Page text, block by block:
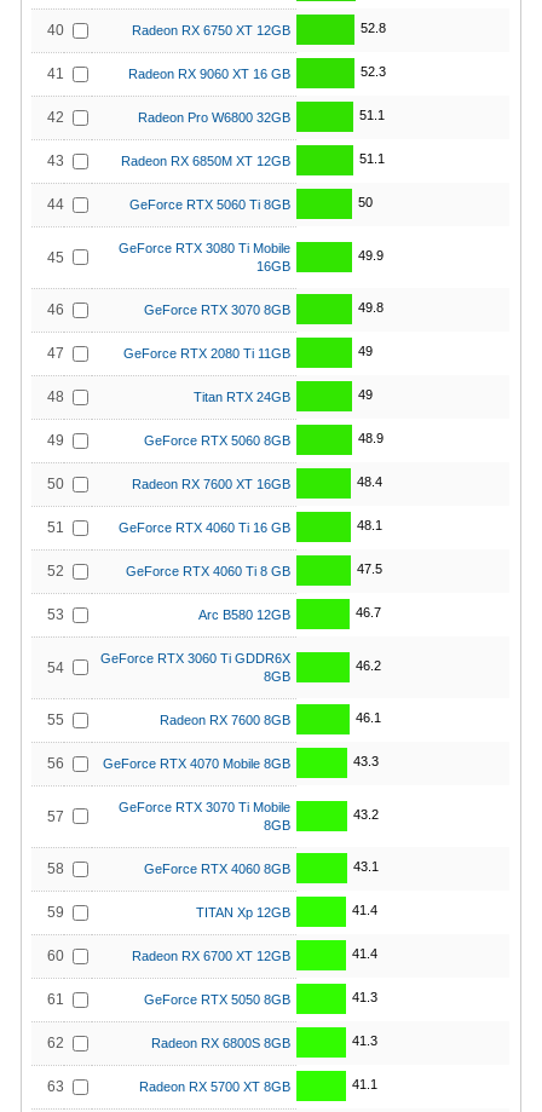
40 Radeon RX 6750 XT 12GB 52.8
41 Radeon RX 9060 XT 16 GB 52.3
42 Radeon Pro W6800 32GB 51.1
43 Radeon RX 6850M XT 12GB 51.1
44 GeForce RTX 5060 Ti 8GB 50
45
GeForce RTX 3080 Ti Mobile
16GB
49.9
46 GeForce RTX 3070 8GB 49.8
47 GeForce RTX 2080 Ti 11GB 49
48 Titan RTX 24GB 49
49 GeForce RTX 5060 8GB 48.9
50 Radeon RX 7600 XT 16GB 48.4
51 GeForce RTX 4060 Ti 16 GB 48.1
52 GeForce RTX 4060 Ti 8 GB 47.5
53 Arc B580 12GB 46.7
54
GeForce RTX 3060 Ti GDDR6X
8GB
46.2
55 Radeon RX 7600 8GB 46.1
56 GeForce RTX 4070 Mobile 8GB 43.3
57
GeForce RTX 3070 Ti Mobile
8GB
43.2
58 GeForce RTX 4060 8GB 43.1
59 TITAN Xp 12GB 41.4
60 Radeon RX 6700 XT 12GB 41.4
61 GeForce RTX 5050 8GB 41.3
62 Radeon RX 6800S 8GB 41.3
63 Radeon RX 5700 XT 8GB 41.1